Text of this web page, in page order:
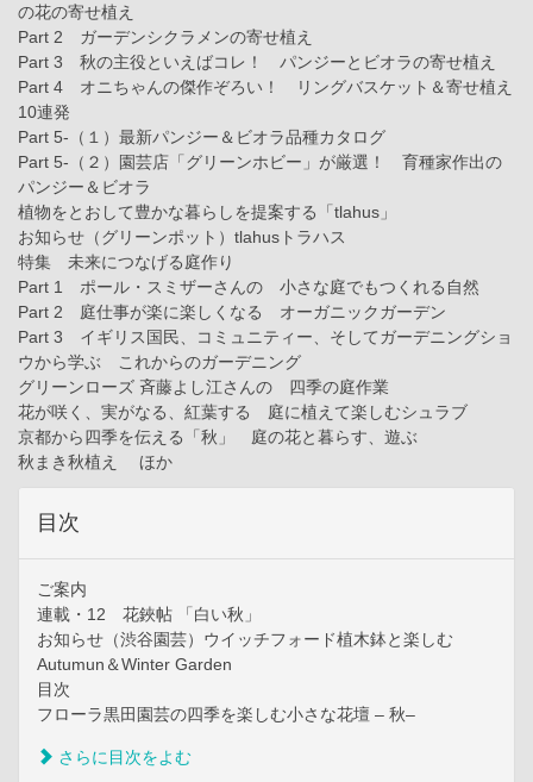
の花の寄せ植え
Part 2 ガーデンシクラメンの寄せ植え
Part 3 秋の主役といえばコレ！ パンジーとビオラの寄せ植え
Part 4 オニちゃんの傑作ぞろい！ リングバスケット＆寄せ植え
10連発
Part 5-（１）最新パンジー＆ビオラ品種カタログ
Part 5-（２）園芸店「グリーンホビー」が厳選！ 育種家作出の
パンジー＆ビオラ
植物をとおして豊かな暮らしを提案する「tlahus」
お知らせ（グリーンポット）tlahusトラハス
特集 未来につなげる庭作り
Part 1 ポール・スミザーさんの 小さな庭でもつくれる自然
Part 2 庭仕事が楽に楽しくなる オーガニックガーデン
Part 3 イギリス国民、コミュニティー、そしてガーデニングショ
ウから学ぶ これからのガーデニング
グリーンローズ 斉藤よし江さんの 四季の庭作業
花が咲く、実がなる、紅葉する 庭に植えて楽しむシュラブ
京都から四季を伝える「秋」 庭の花と暮らす、遊ぶ
秋まき秋植え ほか
目次
ご案内
連載・12 花鋏帖 「白い秋」
お知らせ（渋谷園芸）ウイッチフォード植木鉢と楽しむ
Autumun＆Winter Garden
目次
フローラ黒田園芸の四季を楽しむ小さな花壇 – 秋–
さらに目次をよむ